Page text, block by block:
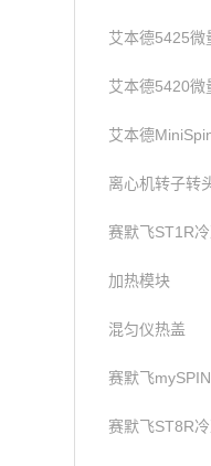
艾本德5425微
艾本德5420微
艾本德
离心机转子转
赛默飞ST1R
加热模块
混匀仪热盖
赛默飞
赛默飞ST8R